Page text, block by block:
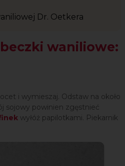
Dr. Oetkera
waniliowe:
i wymieszaj. Odstaw na około
sojowy powinien zgęstnieć
wyłóż papilotkami. Piekarnik